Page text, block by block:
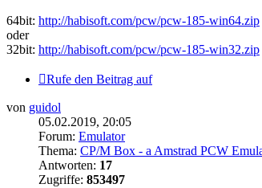
64bit: http://habisoft.com/pcw/pcw-185-win64.zip
oder
32bit: http://habisoft.com/pcw/pcw-185-win32.zip
Rufe den Beitrag auf
von guidol
05.02.2019, 20:05
Forum: Emulator
Thema: CP/M Box - a Amstrad PCW
Antworten: 17
Zugriffe: 853497